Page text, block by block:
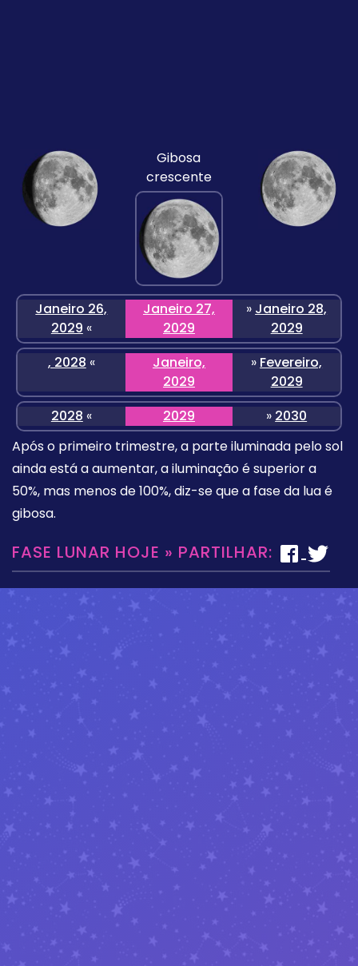
Gibosa
crescente
Janeiro 26,
2029 «
Janeiro 27,
2029
» Janeiro 28,
2029
, 2028 «
Janeiro,
2029
» Fevereiro,
2029
2028 « 2029 » 2030
Após o primeiro trimestre, a parte iluminada pelo sol
ainda está a aumentar, a iluminação é superior a
50%, mas menos de 100%, diz-se que a fase da lua é
gibosa.
FASE LUNAR HOJE » PARTILHAR: